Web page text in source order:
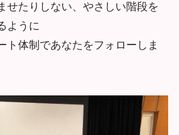
せたりしない、やさしい階段を
ように
ト体制であなたをフォローしま